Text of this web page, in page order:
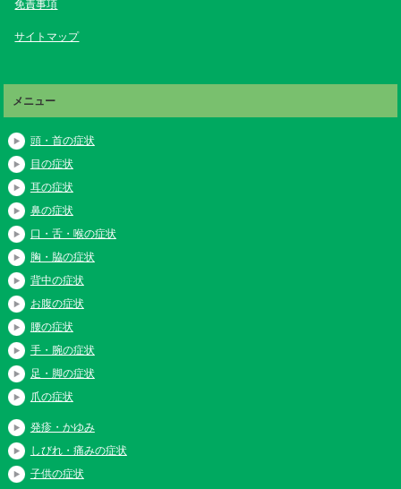
免責事項
サイトマップ
メニュー
頭・首の症状
目の症状
耳の症状
鼻の症状
口・舌・喉の症状
胸・脇の症状
背中の症状
お腹の症状
腰の症状
手・腕の症状
足・脚の症状
爪の症状
発疹・かゆみ
しびれ・痛みの症状
子供の症状